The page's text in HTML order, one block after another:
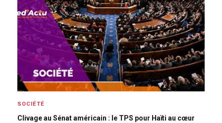
SOCIÉTÉ
Clivage au Sénat américain : le TPS pour Haïti au cœur